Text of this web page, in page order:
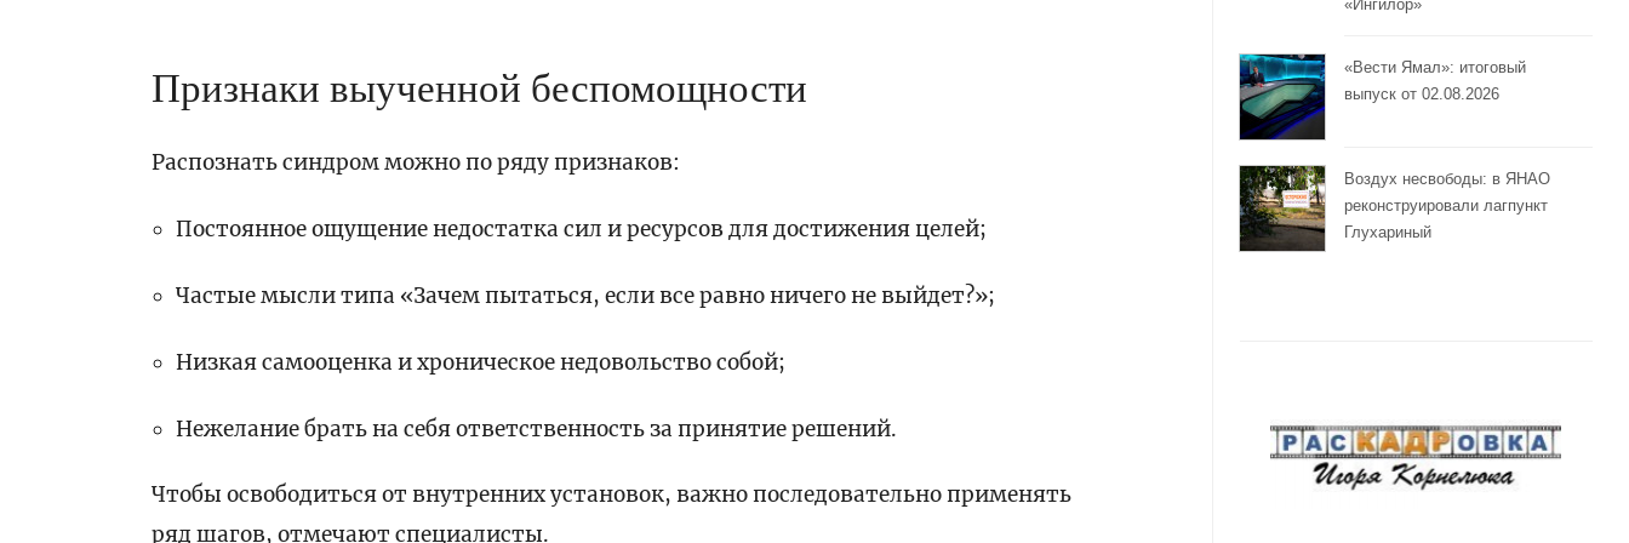
Признаки выученной беспомощности
Распознать синдром можно по ряду признаков:
Постоянное ощущение недостатка сил и ресурсов для достижения целей;
Частые мысли типа «Зачем пытаться, если все равно ничего не выйдет?»;
Низкая самооценка и хроническое недовольство собой;
Нежелание брать на себя ответственность за принятие решений.
Чтобы освободиться от внутренних установок, важно последовательно применять
ряд шагов, отмечают специалисты.
«Ингилор»
«Вести Ямал»: итоговый
выпуск от 02.08.2026
Воздух несвободы: в ЯНАО
реконструировали лагпункт
Глухариный